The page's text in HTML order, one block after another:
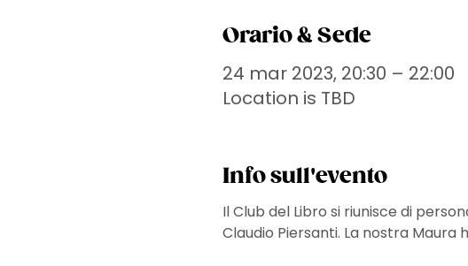
Orario & Sede
24 mar 2023, 20:30 – 22:00
Location is TBD
Info sull'evento
Il Club del Libro si riunisce di
Claudio Piersanti. La nostra